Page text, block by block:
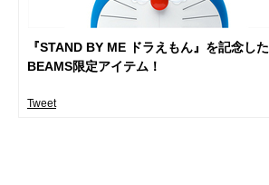
『STAND BY ME ドラえもん』を記念した
BEAMS限定アイテム！
Tweet